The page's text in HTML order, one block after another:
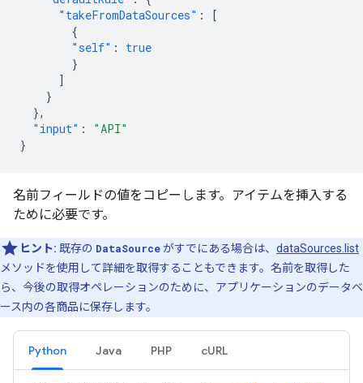
"takeFromDataSources" :
[
{
"self" :
true
}
]
}
},
"input" :
"API"
}
名前フィールドの値をコピーします。アイテムを挿入する
ために必要です。
ヒント: 既存の DataSourceがすでにある場合は、 dataSources.list
メソッドを使用して詳細を取得することもできます。名前を取得した
ら、今後の取得オペレーションのために、アプリケーションのデータベ
ース内の各商品に保存します。
Python Java PHP cURL